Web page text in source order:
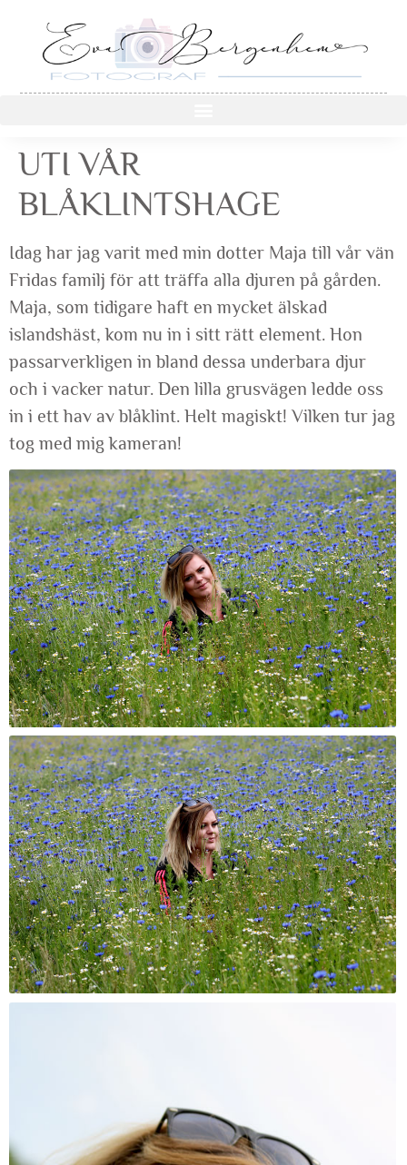
UTI VÅR
BLÅKLINTSHAGE
Idag har jag varit med min dotter Maja till vår vän
Fridas familj för att träffa alla djuren på gården.
Maja, som tidigare haft en mycket älskad
islandshäst, kom nu in i sitt rätt element. Hon
passarverkligen in bland dessa underbara djur
och i vacker natur. Den lilla grusvägen ledde oss
in i ett hav av blåklint. Helt magiskt! Vilken tur jag
tog med mig kameran!